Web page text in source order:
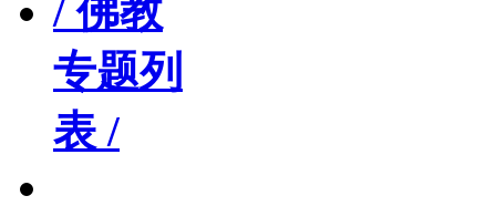
/ 佛教
专题列
表 /